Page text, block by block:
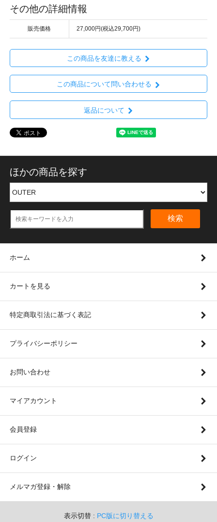
その他の詳細情報
販売価格 27,000円(税込29,700円)
この商品を友達に教える
この商品について問い合わせる
返品について
ほかの商品を探す
検索
ホーム
カートを見る
特定商取引法に基づく表記
プライバシーポリシー
お問い合わせ
マイアカウント
会員登録
ログイン
メルマガ登録・解除
表示切替 : PC版に切り替える